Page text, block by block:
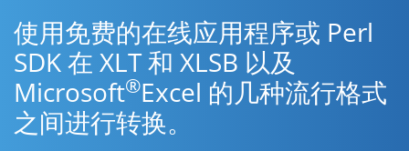
使用免费的在线应用程序或 Perl
SDK 在 XLT 和 XLSB 以及
Microsoft®Excel 的几种流行格式
之间进行转换。